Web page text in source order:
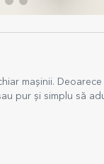
mașinii.
pur și simplu să